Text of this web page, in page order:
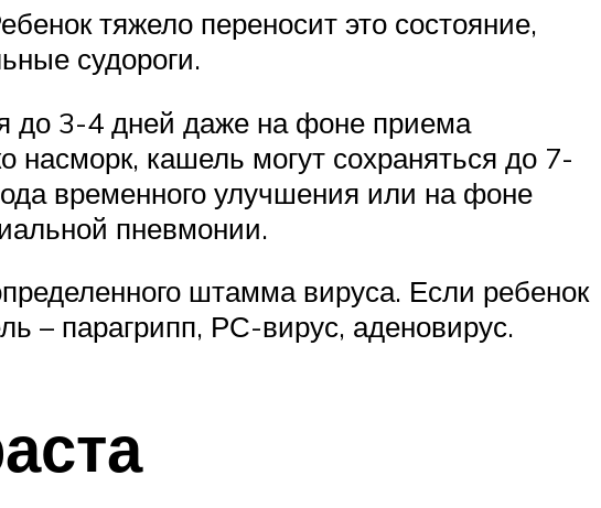
тяжело переносит это состояние,
судороги.
до 3-4 дней даже на фоне приема
насморк, кашель могут сохраняться до 7-
временного улучшения или на фоне
пневмонии.
штамма вируса. Если ребенок
– парагрипп, РС-вирус, аденовирус.